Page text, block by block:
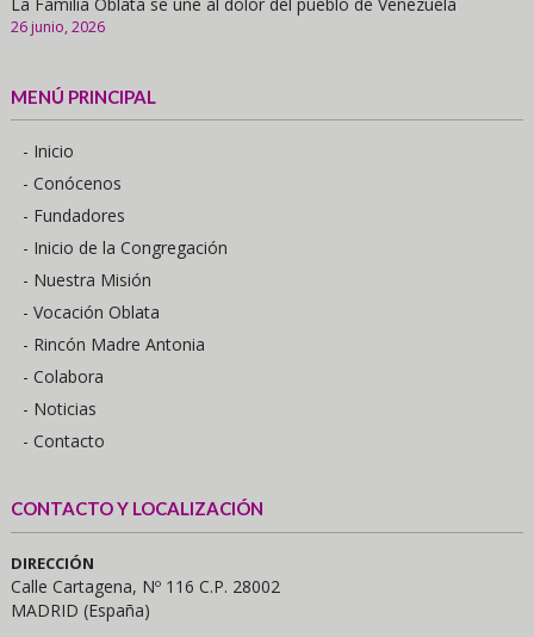
La Familia Oblata se une al dolor del pueblo de Venezuela
26 junio, 2026
MENÚ PRINCIPAL
- Inicio
- Conócenos
- Fundadores
- Inicio de la Congregación
- Nuestra Misión
- Vocación Oblata
- Rincón Madre Antonia
- Colabora
- Noticias
- Contacto
CONTACTO Y LOCALIZACIÓN
DIRECCIÓN
Calle Cartagena, Nº 116 C.P. 28002
MADRID (España)